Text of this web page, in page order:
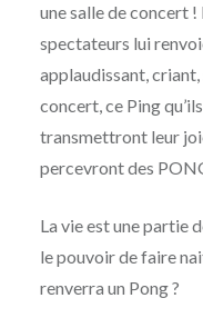
une salle de concert
spectateurs lui
applaudissant, criant,
concert, ce Ping
transmettront leur
percevront des
La vie est une partie
le pouvoir de faire
renverra un Pong ?